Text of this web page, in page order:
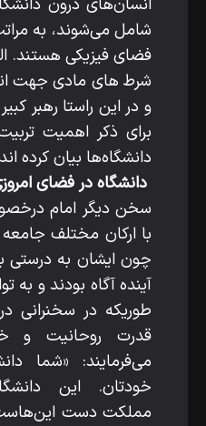
شامل می‌شوند، به ­مراتب
فضای فیزیکی هستند.
­شرط‌ های مادی جهت
و در این­ راستا رهبر
برای ذکر اهمیت
دانشگاه‌ها بیان کرده­
دانشگاه در فضای
سخن دیگر امام
با ارکان مختلف
چون ایشان به ­درستی
آینده آگاه بودند و به
‌طوری­که در سخنرانی
قدرت روحانیت و
می‌فرمایند: «شما
خودتان. این
مملکت دست